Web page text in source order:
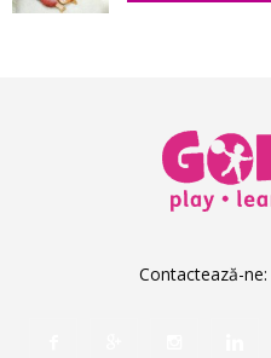
Contactează-ne: